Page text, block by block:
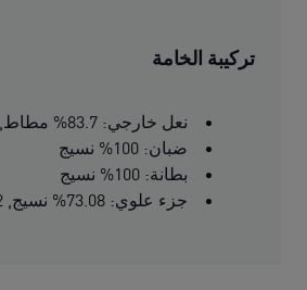
تركيبة الخامة
نعل خارجي: 83.7% مطاط, 16.3% اصطناعي
ضبان: 100% نسيج
بطانة: 100% نسيج
جزء علوي: 73.08% نسيج, 26.92% اصطناعي